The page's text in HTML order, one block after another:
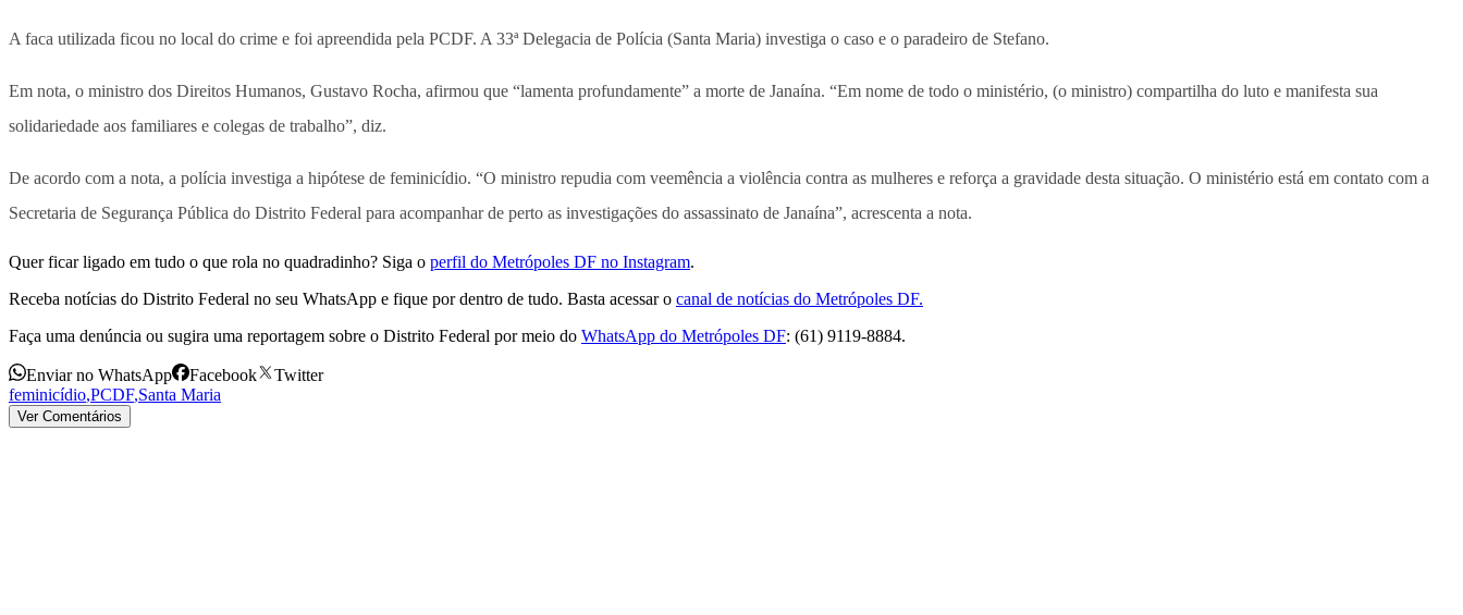
A faca utilizada ficou no local do crime e foi apreendida pela PCDF. A 33ª Delegacia de Polícia (Santa Maria) investiga o caso e o paradeiro de Stefano.
Em nota, o ministro dos Direitos Humanos, Gustavo Rocha, afirmou que “lamenta profundamente” a morte de Janaína. “Em nome de todo o ministério, (o ministro) compartilha do luto e manifesta sua
solidariedade aos familiares e colegas de trabalho”, diz.
De acordo com a nota, a polícia investiga a hipótese de feminicídio. “O ministro repudia com veemência a violência contra as mulheres e reforça a gravidade desta situação. O ministério está em contato com a
Secretaria de Segurança Pública do Distrito Federal para acompanhar de perto as investigações do assassinato de Janaína”, acrescenta a nota.
Quer ficar ligado em tudo o que rola no quadradinho? Siga o perfil do Metrópoles DF no Instagram.
Receba notícias do Distrito Federal no seu WhatsApp e fique por dentro de tudo. Basta acessar o canal de notícias do Metrópoles DF.
Faça uma denúncia ou sugira uma reportagem sobre o Distrito Federal por meio do WhatsApp do Metrópoles DF: (61) 9119-8884.
Enviar no WhatsApp Facebook
Twitter
feminicídio,PCDF,Santa Maria
Ver Comentários